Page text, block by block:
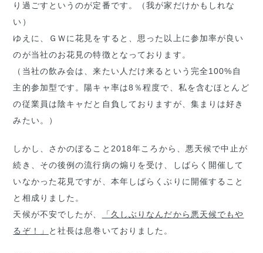
り過ごすというのが定番です。（我が家だけかもしれな
い）
ゆえに、ＧＷに花見をすると、思った以上に参加率が良い
のが当社のお花見の特徴となっております。
（当社の飲み会は、来たい人だけ来るという完全100%自
主的参加型です。陽キャ率は8％程度で、私を含むほとんど
の従業員は陰キャだと自負しておりますが、集まりは好き
みたい。）
しかし、さかのぼること2018年ころから、悪天候で中止が
続き、その後例の流行病の煽りを受け、しばらく開催して
いなかった花見ですが、本年しばらくぶりに開催すること
と相成りました。
天候が不安でしたが、
「久しぶりなんだから悪天候でもや
るぞ！」
と社長は息巻いておりました。